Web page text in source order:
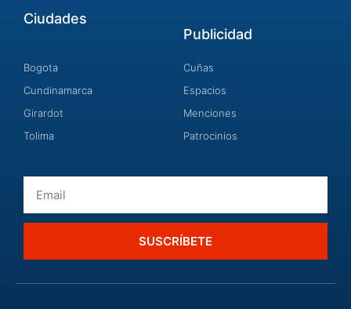
Ciudades
Bogota
Cundinamarca
Girardot
Tolima
Publicidad
Cuñas
Espacios
Menciones
Patrocinios
SUSCRÍBETE